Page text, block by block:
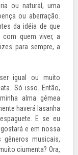
ou natural, uma
ou aberração.
da idéia de que
quem viver, a
para sempre, a
igual ou muito
Só isso. Então,
alma gêmea
haverá lasanha
E se eu
e em nossa
musicais,
ciumenta? Ora,